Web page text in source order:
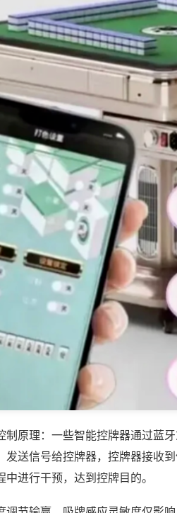
制原理：一些智能控牌器通过蓝
发送信号给控牌器，控牌器接收
进行干预，达到控牌目的。